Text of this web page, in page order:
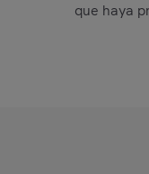
que haya